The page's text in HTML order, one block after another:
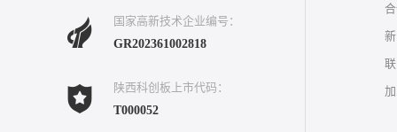
国家高新技术企业编号：
GR202361002818
陕西科创板上市代码：
T000052